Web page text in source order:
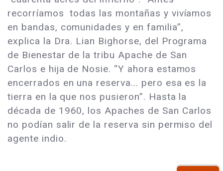
recorríamos todas las montañas y vivíamos
en bandas, comunidades y en familia”,
explica la Dra. Lian Bighorse, del Programa
de Bienestar de la tribu Apache de San
Carlos e hija de Nosie. “Y ahora estamos
encerrados en una reserva... pero esa es la
tierra en la que nos pusieron”. Hasta la
década de 1960, los Apaches de San Carlos
no podían salir de la reserva sin permiso del
agente indio.